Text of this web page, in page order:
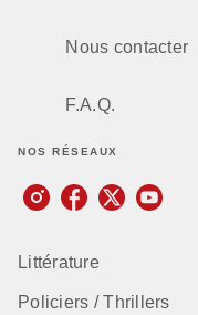
Nous contacter
F.A.Q.
NOS RÉSEAUX
Littérature
Policiers / Thrillers